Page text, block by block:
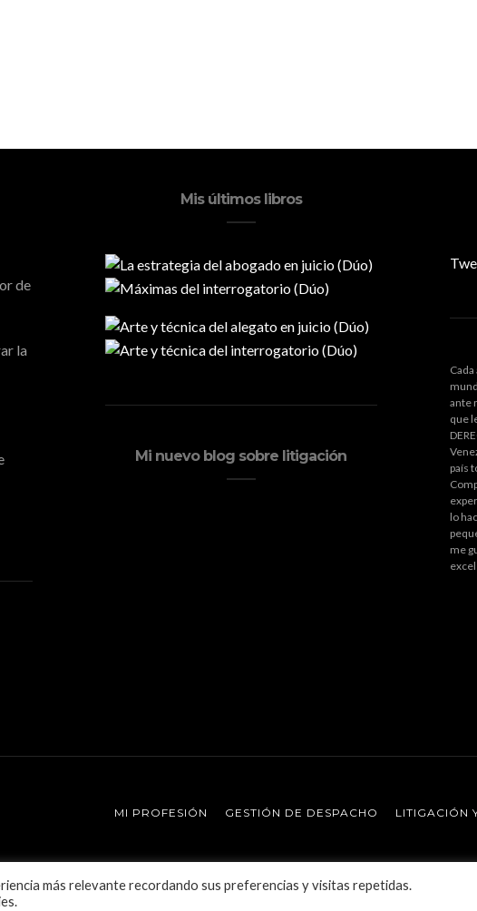
de
la
Mis últimos libros
Mi nuevo blog sobre litigación
ante
que
país
lo
me
MI PROFESIÓN GESTIÓN DE DESPACHO LITIGACIÓN
más relevante recordando sus preferencias y visitas repetidas.